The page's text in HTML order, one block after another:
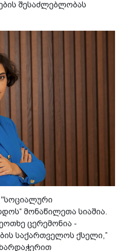
შესაძლებლობას
მონაწილეთა სიაშია.
ცერემონია -
საქართველოს ქსელი,”